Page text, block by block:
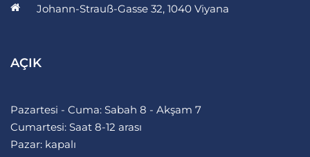
Johann-Strauß-Gasse 32, 1040 Viyana
AÇIK
Pazartesi - Cuma: Sabah 8 - Akşam 7
Cumartesi: Saat 8-12 arası
Pazar: kapalı